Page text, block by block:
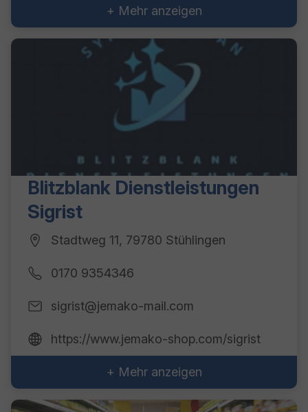
+ Mehr anzeigen
Blitzblank Dienstleistungen
Sigrist
Stadtweg 11, 79780 Stühlingen
0170 9354346
sigrist@jemako-mail.com
https://www.jemako-shop.com/sigrist
+ Mehr anzeigen